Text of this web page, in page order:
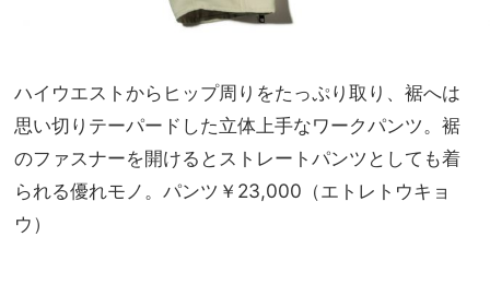
ハイウエストからヒップ周りをたっぷり取り、裾へは
思い切りテーパードした立体上手なワークパンツ。裾
のファスナーを開けるとストレートパンツとしても着
られる優れモノ。パンツ￥23,000（エトレトウキョ
ウ）